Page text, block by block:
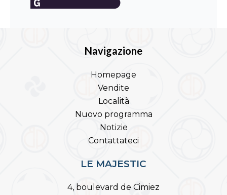
Navigazione
Homepage
Vendite
Località
Nuovo programma
Notizie
Contattateci
LE MAJESTIC
4, boulevard de Cimiez